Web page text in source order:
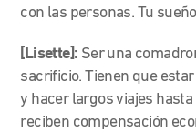
con las personas. Tu
[Lisette]: Ser una
sacrificio. Tienen que
y hacer largos viajes
reciben compensación